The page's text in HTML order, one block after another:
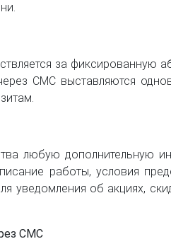
за фиксированную
СМС выставляются
любую дополнительную
работы, условия
уведомления об акциях,
СМС